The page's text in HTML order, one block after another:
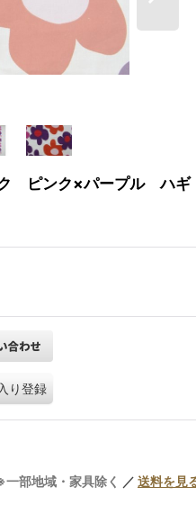
ク ピンク×パープル ハギ
り登録
一部地域・家具除く ／ 送料を見